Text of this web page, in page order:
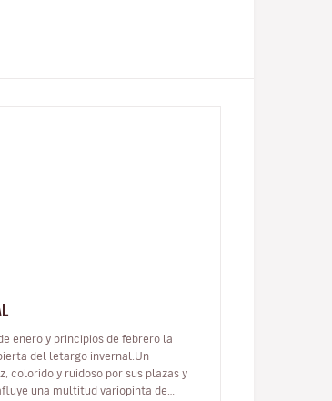
enero y principios de febrero la
del letargo invernal.Un
colorido y ruidoso por sus plazas y
una multitud variopinta de